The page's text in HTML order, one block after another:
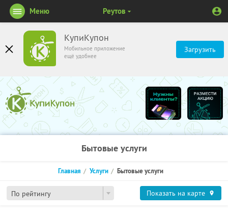
КупиКупон
Мобильное приложение
ещё удобнее
Загрузить
Меню Реутов
Бытовые услуги
По рейтингу
Главная Услуги Бытовые услуги
Показать на карте